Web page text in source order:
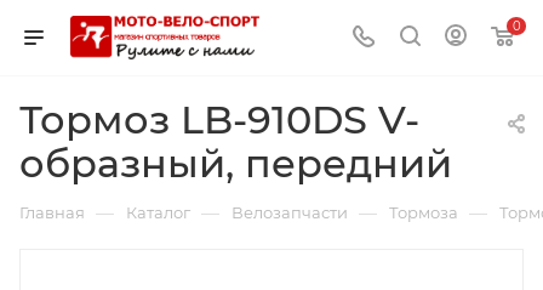
0
Тормоз LB-910DS V-
образный, передний
Главная — Каталог — Велозапчасти — Тормоза —